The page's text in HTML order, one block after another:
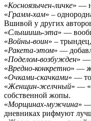
«Косноязычен-личке» —
«Грамм-хам» –
Вшивой у других
«Слышишь-эта» —
«Войны-воин» –
«Ракета-этом» —
«Поделом-возбужден» —
«Вредно-конкретно» —
«Очками-скачками» —
«Женщин-желчный» —
собственной жопы.
«Морщинах-мужчина» —
дневниках рифмуют